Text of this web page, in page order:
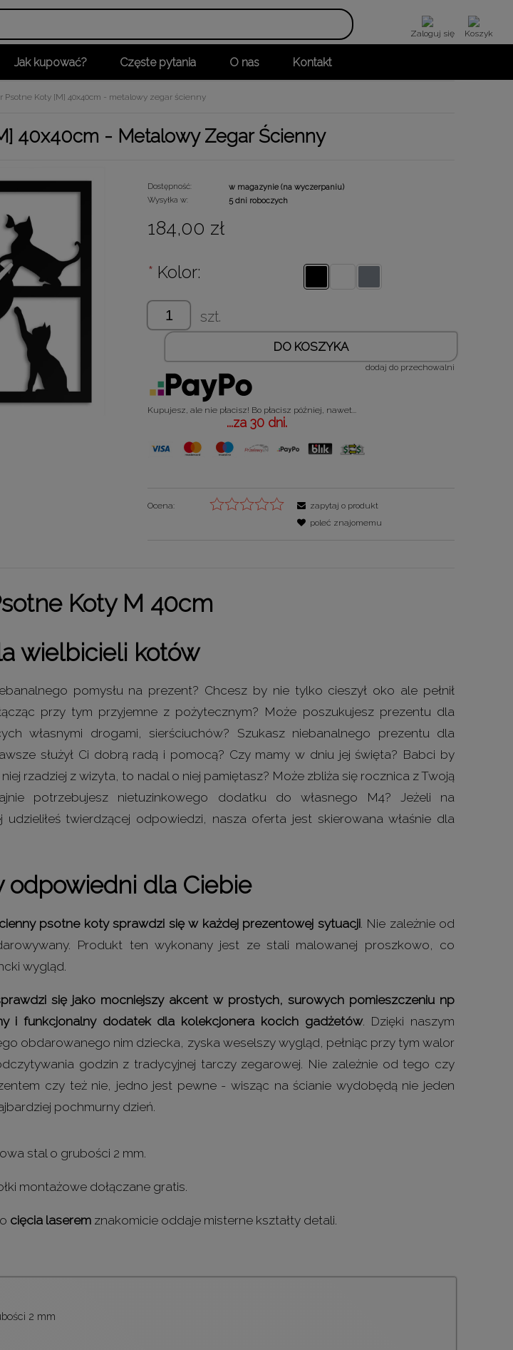
Zaloguj się Koszyk
Jak kupować? Częste pytania O nas Kontakt
Psotne Koty [M] 40x40cm - metalowy zegar ścienny
40x40cm - Metalowy Zegar Ścienny
Dostępność:
w magazynie (na wyczerpaniu)
Wysyłka w:
5 dni roboczych
184,00 zł
* Kolor:
szt.
DO KOSZYKA
dodaj do przechowalni
Kupujesz, ale nie płacisz! Bo płacisz później, nawet...
...za 30 dni.
Ocena:
zapytaj o produkt
poleć znajomemu
Koty M 40cm
wielbicieli kotów
pomysłu na prezent? Chcesz by nie tylko cieszył oko ale pełnił
przy tym przyjemne z pożytecznym? Może poszukujesz prezentu dla
własnymi drogami, sierściuchów? Szukasz niebanalnego prezentu dla
służył Ci dobrą radą i pomocą? Czy mamy w dniu jej święta? Babci by
rzadziej z wizyta, to nadal o niej pamiętasz? Może zbliża się rocznica z Twoją
potrzebujesz nietuzinkowego dodatku do własnego M4? Jeżeli na
twierdzącej odpowiedzi, nasza oferta jest skierowana właśnie dla
odpowiedni dla Ciebie
psotne koty sprawdzi się w każdej prezentowej sytuacji. Nie zależnie od
Produkt ten wykonany jest ze stali malowanej proszkowo, co
wygląd.
się jako mocniejszy akcent w prostych, surowych pomieszczeniu np
i funkcjonalny dodatek dla kolekcjonera kocich gadżetów. Dzięki naszym
obdarowanego nim dziecka, zyska weselszy wygląd, pełniąc przy tym walor
godzin z tradycyjnej tarczy zegarowej. Nie zależnie od tego czy
czy też nie, jedno jest pewne - wisząc na ścianie wydobędą nie jeden
pochmurny dzień.
stal o grubości 2 mm.
montażowe dołączane gratis.
cięcia laserem znakomicie oddaje misterne kształty detali.
2 mm